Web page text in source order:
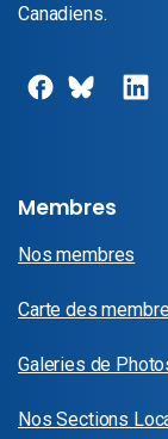
Canadiens.
Membres
Nos membres
Carte des
Galeries de
Nos Sections